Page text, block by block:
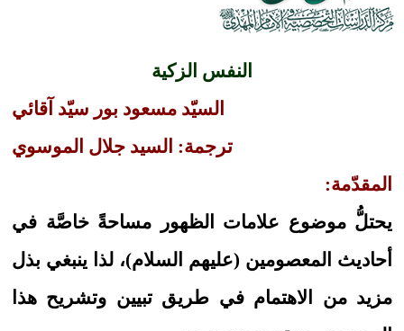
النفس الزكية
السيّد مسعود بور سيّد آقائي
ترجمة: السيد جلال الموسوي
المقدّمة:
يحتلُّ موضوع علامات الظهور مساحةً خاصَّة في
أحاديث المعصومين (عليهم السلام)، لذا ينبغي بذل
مزيد من الاهتمام في طريق تبيين وتشريح هذا